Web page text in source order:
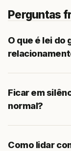
Perguntas
O que é lei do
Ficar em
normal?
Como lidar